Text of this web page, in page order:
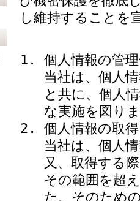
し維持することを
個人情報の管
当社は、個人
と共に、個人
な実施を図り
個人情報の取
当社は、個人
又、取得する
その範囲を超
た、そのため